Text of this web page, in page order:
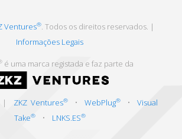
Ventures®. Todos os direitos reservados. |
Informações Legais
é uma marca registada e faz parte da
| ZKZ Ventures® • WebPlug® • Visual
Take®• LNKS.ES®